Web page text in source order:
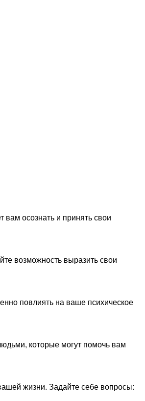
вам осознать и принять свои
возможность выразить свои
повлиять на ваше психическое
которые могут помочь вам
жизни. Задайте себе вопросы: